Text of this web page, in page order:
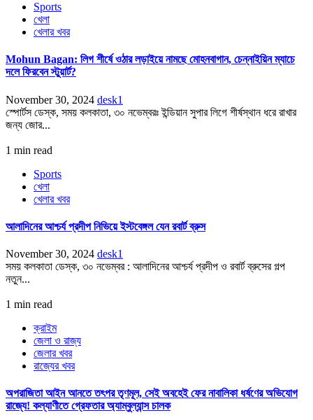
Sports
খেলা
খেলার খবর
Mohun Bagan: লিগ শীর্ষে ওঠার লড়াইয়ে নামছে মোহনবাগান, চেন্নাইয়িন ম্যাচে
দলে ফিরবেন স্টুয়ার্ট?
November 30, 2024 desk1
স্পোর্টস ডেস্ক, সময় কলকাতা, ৩০ নভেম্বরঃ ইন্ডিয়ান সুপার লিগে শীর্ষস্থান ধরে রাখার
জন্য জোর...
1 min read
Sports
খেলা
খেলার খবর
আলাদিনের আশ্চর্য প্রদীপ নিভিয়ে ইস্টবেঙ্গল যেন রবার্ট ব্রুস
November 30, 2024 desk1
সময় কলকাতা ডেস্ক, ৩০ নভেম্বর : আলাদিনের আশ্চর্য প্রদীপ ও রবার্ট ব্রুসের গল্প
নতুন...
1 min read
ক্রাইম
জেলা ও রাজ্য
জেলার খবর
রাজ্যের খবর
অপরাজিতা আইন আনতে তৎপর তৃণমূল, সেই অবহেই ফের নাবালিকা ধর্ষণের অভিযোগ
রাজ্যে! কল্যাণীতে গ্রেফতার অ্যাম্বুল্যান্স চালক